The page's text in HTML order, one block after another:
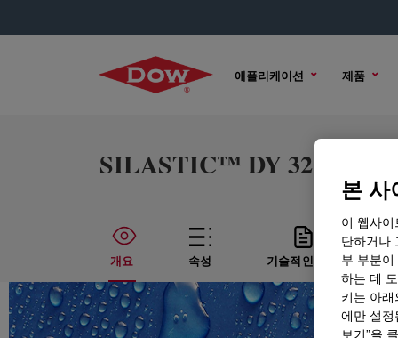
애플리케이션 제품
SILASTIC™ DY 32-872 U
개요 속성 기술적인 내용
본 사
이 웹사
단하거나
부 부분
하는 데
키는 아
에만 설
보기”을